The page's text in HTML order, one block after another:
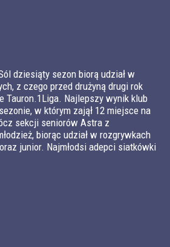
dziesiąty sezon biorą udział w
z czego przed drużyną drugi rok
Tauron.1Liga. Najlepszy wynik klub
w którym zajął 12 miejsce na
sekcji seniorów Astra z
biorąc udział w rozgrywkach
junior. Najmłodsi adepci siatkówki